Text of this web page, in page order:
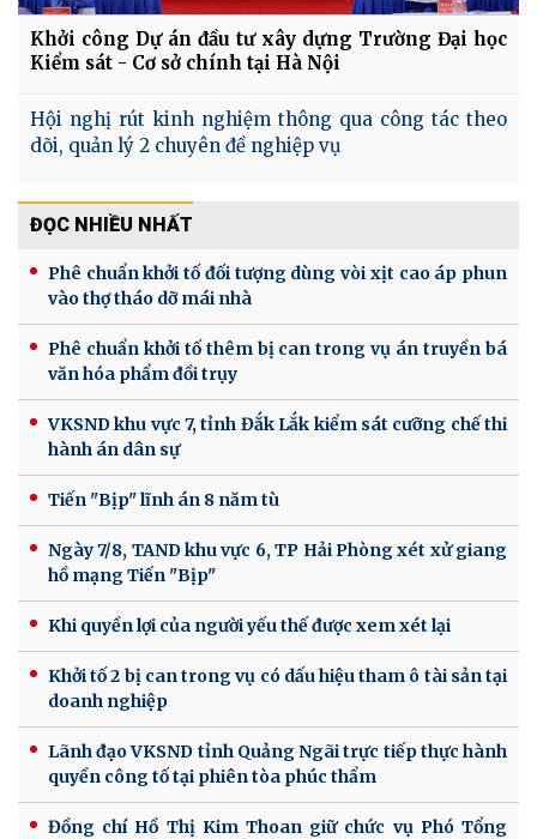
Khởi công Dự án đầu tư xây dựng Trường Đại học
Kiểm sát - Cơ sở chính tại Hà Nội
Hội nghị rút kinh nghiệm thông qua công tác theo
dõi, quản lý 2 chuyên đề nghiệp vụ
ĐỌC NHIỀU NHẤT
Phê chuẩn khởi tố đối tượng dùng vòi xịt cao áp phun
vào thợ tháo dỡ mái nhà
Phê chuẩn khởi tố thêm bị can trong vụ án truyền bá
văn hóa phẩm đồi trụy
VKSND khu vực 7, tỉnh Đắk Lắk kiểm sát cưỡng chế thi
hành án dân sự
Tiến "Bịp" lĩnh án 8 năm tù
Ngày 7/8, TAND khu vực 6, TP Hải Phòng xét xử giang
hồ mạng Tiến "Bịp"
Khi quyền lợi của người yếu thế được xem xét lại
Khởi tố 2 bị can trong vụ có dấu hiệu tham ô tài sản tại
doanh nghiệp
Lãnh đạo VKSND tỉnh Quảng Ngãi trực tiếp thực hành
quyền công tố tại phiên tòa phúc thẩm
Đồng chí Hồ Thị Kim Thoan giữ chức vụ Phó Tổng